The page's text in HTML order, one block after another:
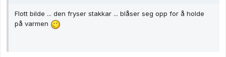
Flott bilde ... den fryser stakkar ... blåser seg opp for å holde
på varmen